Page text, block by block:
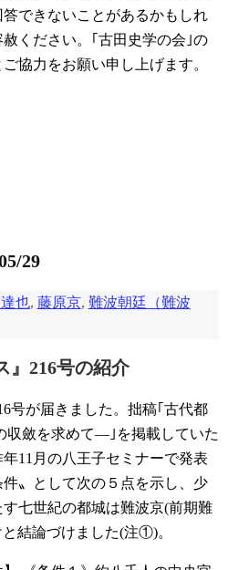
できないことがあるかもしれ
ください。｢古田史学の会｣の
協力をお願い申し上げます。
29
也, 藤原京, 難波朝廷（難波
』216号の紹介
号が届きました。拙稿｢古代都
斂を求めて―｣を掲載していた
11月の八王子セミナーで発表
〟として次の５点を示し、少
七世紀の都城は難波京(前期難
結論づけました(注①)。